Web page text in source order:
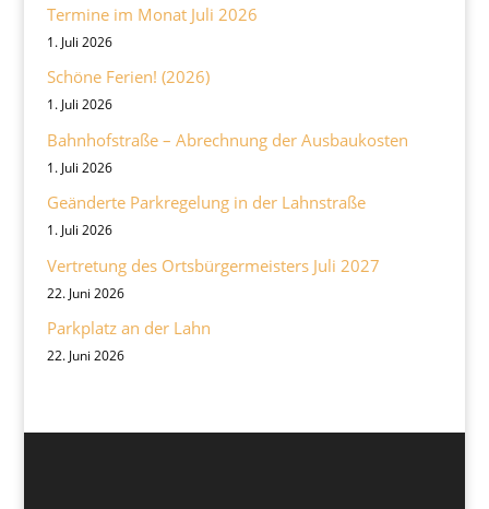
Termine im Monat Juli 2026
1. Juli 2026
Schöne Ferien! (2026)
1. Juli 2026
Bahnhofstraße – Abrechnung der Ausbaukosten
1. Juli 2026
Geänderte Parkregelung in der Lahnstraße
1. Juli 2026
Vertretung des Ortsbürgermeisters Juli 2027
22. Juni 2026
Parkplatz an der Lahn
22. Juni 2026